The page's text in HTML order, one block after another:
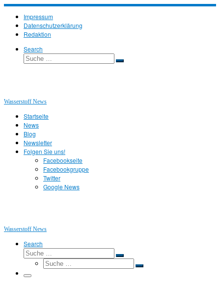
Zum
Inhalt
springen
Impressum
Datenschutzerklärung
Redaktion
Search
Suche
Suche
Wasserstoff News
Startseite
News
Blog
Newsletter
Folgen Sie uns!
Facebookseite
Facebookgruppe
Twitter
Google News
Wasserstoff News
Search
Suche
Suche
Suche
Suche
Menü